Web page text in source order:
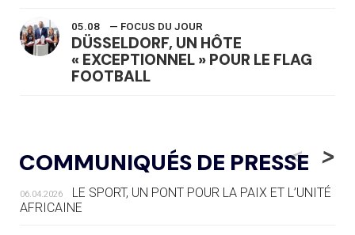
05.08 — FOCUS DU JOUR
DÜSSELDORF, UN HÔTE
« EXCEPTIONNEL » POUR LE FLAG
FOOTBALL
LE RÊVE DE VOIR LA LUGE ALPINE
AUX JO « N'EST PAS FINI »
05.08 — TIR À L'ARC
DES MONDIAUX À BRISBANE SUR LA
COMMUNIQUÉS DE PRESSE
<
06.04.2026
LE SPORT, UN PONT POUR LA PAIX ET L’UNITÉ
AFRICAINE
>